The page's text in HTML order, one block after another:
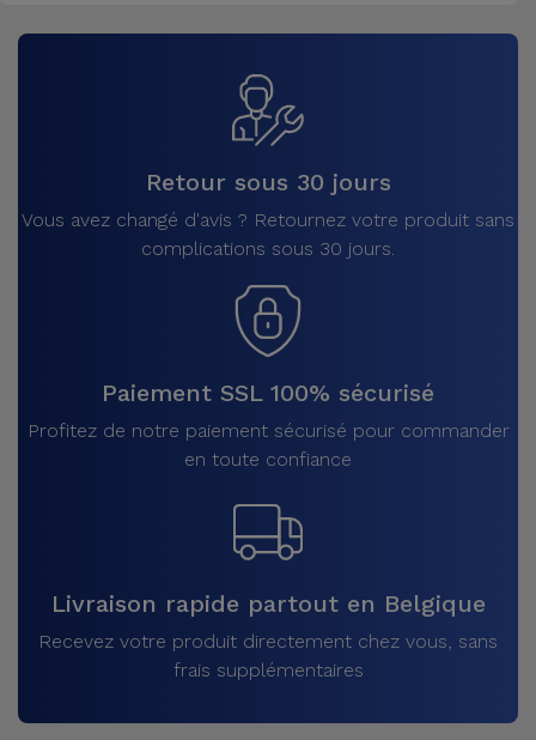
Retour sous 30 jours
Vous avez changé d'avis ? Retournez votre produit sans
complications sous 30 jours.
Paiement SSL 100% sécurisé
Profitez de notre paiement sécurisé pour commander
en toute confiance
Livraison rapide partout en Belgique
Recevez votre produit directement chez vous, sans
frais supplémentaires